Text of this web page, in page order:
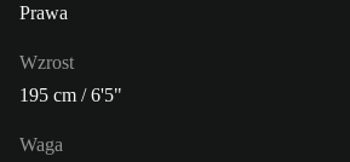
Prawa
Wzrost
195 cm / 6'5"
Waga